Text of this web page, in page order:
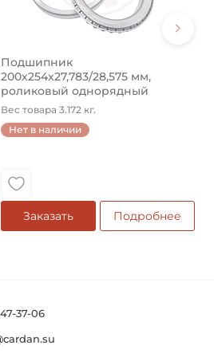
Подшипник
200х254х27,783/28,575 мм,
роликовый однорядный
конический на ...
Вес товара 3.172 кг.
Нет в наличии
Заказать Подробнее
37-06